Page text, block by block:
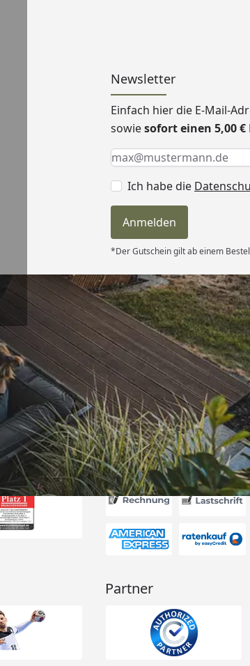
Newsletter
Einfach hier die E-Mail-
sowiesofort einen 5,00
Keine Eingabe erforderlich
Eingabe erforderlich
E-Mail *
Ich habe die
Anmelden
*Der Gutschein gilt ab einem
Versand
Akzeptierte
Partner